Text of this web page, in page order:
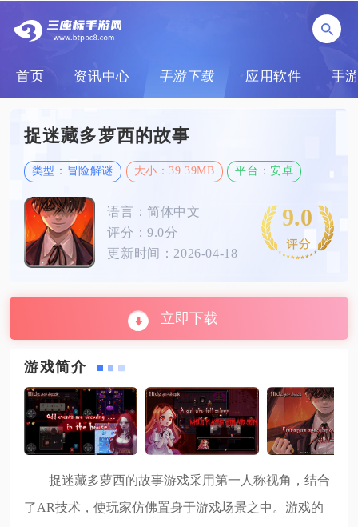
首页 资讯中心 手游下载 应用软件 手
捉迷藏多萝西的故事
类型：冒险解谜 大小：39.39MB 平台：安卓
语言：简体中文
评分：9.0分
更新时间：2026-04-18
9.0
立即下载
游戏简介
捉迷藏多萝西的故事游戏采用第一人称视角，结合
了AR技术，使玩家仿佛置身于游戏场景之中。游戏的